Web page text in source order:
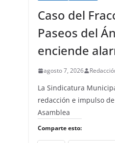
Caso del
Paseos del
enciende
agosto 7, 2026
La Sindicatura
redacción e impulso
Asamblea
Comparte esto: